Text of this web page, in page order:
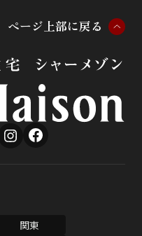
ページ 上部に戻る
関東